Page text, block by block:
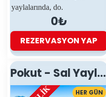
yaylalarında, do.
0₺
REZERVASYON YAP
Pokut - Sal Yayla Turu
HER GÜN